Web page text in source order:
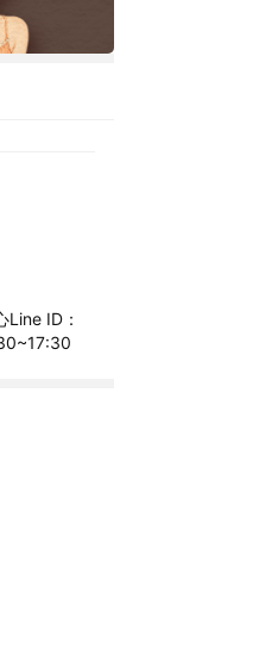
ID：